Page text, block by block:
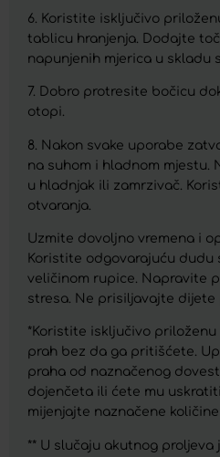
6. Koristite isključivo
tablicu hranjenja. Dodajte
napunjenih mjerica u skladu
7. Dobro protresite bočicu
otopi.
8. Nakon svake uporabe
na suhom i hladnom mjestu.
u hladnjak ili zamrzivač.
otvaranja.
Uzmite dovoljno vremena i
Koristite odgovarajuću dudu
veličinom rupice. Napravite
stresa. Ne prisiljavajte dijete
*Koristite isključivo
prah bez da ga pritišćete.
praha od naznačenog
dojenčeta ili ćete mu
mijenjajte naznačene
** U slučaju akutnog proljeva